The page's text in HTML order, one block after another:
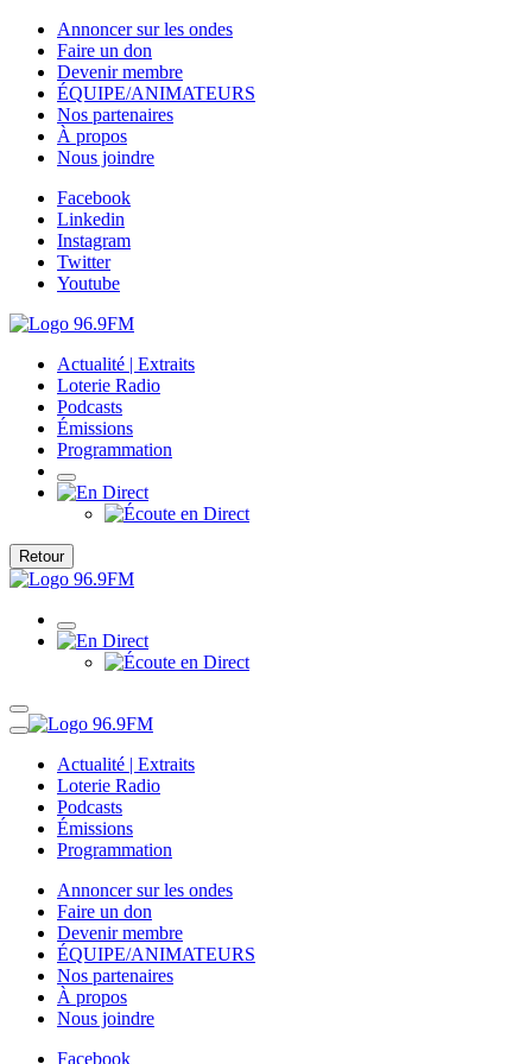
Annoncer sur les ondes
Faire un don
Devenir membre
ÉQUIPE/ANIMATEURS
Nos partenaires
À propos
Nous joindre
Facebook
Linkedin
Instagram
Twitter
Youtube
Actualité | Extraits
Loterie Radio
Podcasts
Émissions
Programmation
Retour
Actualité | Extraits
Loterie Radio
Podcasts
Émissions
Programmation
Annoncer sur les ondes
Faire un don
Devenir membre
ÉQUIPE/ANIMATEURS
Nos partenaires
À propos
Nous joindre
Facebook